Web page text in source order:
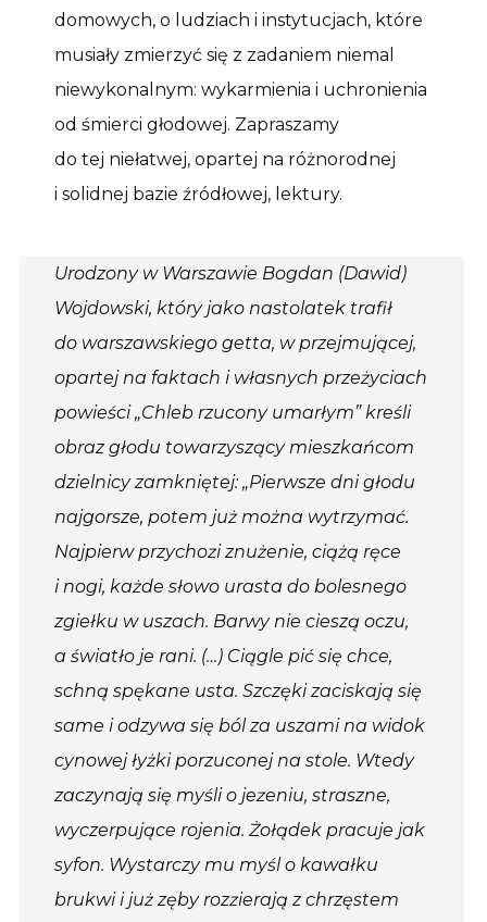
domowych, o ludziach i instytucjach, które
musiały zmierzyć się z zadaniem niemal
niewykonalnym: wykarmienia i uchronienia
od śmierci głodowej. Zapraszamy
do tej niełatwej, opartej na różnorodnej
i solidnej bazie źródłowej, lektury.
Urodzony w Warszawie Bogdan (Dawid)
Wojdowski, który jako nastolatek trafił
do warszawskiego getta, w przejmującej,
opartej na faktach i własnych przeżyciach
powieści „Chleb rzucony umarłym” kreśli
obraz głodu towarzyszący mieszkańcom
dzielnicy zamkniętej: „Pierwsze dni głodu
najgorsze, potem już można wytrzymać.
Najpierw przychoǳi znużenie, ciążą ręce
i nogi, każde słowo urasta do bolesnego
zgiełku w uszach. Barwy nie cieszą oczu,
a światło je rani. (…) Ciągle pić się chce,
schną spękane usta. Szczęki zaciskają się
same i odzywa się ból za uszami na widok
cynowej łyżki porzuconej na stole. Wtedy
zaczynają się myśli o jeǳeniu, straszne,
wyczerpujące rojenia. Żołądek pracuje jak
syfon. Wystarczy mu myśl o kawałku
brukwi i już zęby rozǳierają z chrzęstem